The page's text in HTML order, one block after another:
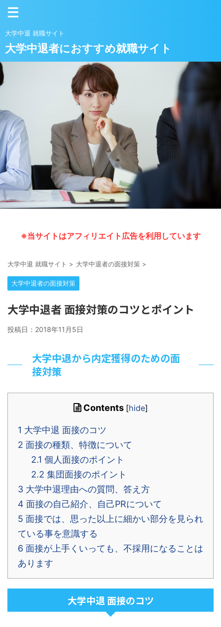
大学中退 就職サイト
大学中退者におすすめ就職サイト
※当サイトはアフィリエイト広告を利用しています
大学中退 就職サイト > 大学中退者の面接対策 >
大学中退者の面接対策
大学中退者 面接対策のコツとポイント
投稿日： 2018年11月5日
大学中退から内定獲得のための面
接対策
Contents [hide]
1 大学中退 面接のコツ
2 面接の種類、特徴について
2.1 個人面接のポイント
2.2 集団面接のポイント
3 大学中退理由への質問、答え方
4 面接の自己紹介、自己PRについて
5 面接では、思った以上に細かい部分を見られ
ている事を意識する
6 面接が上手くいっても、不採用になることは
あります
大学中退 面接のコツ